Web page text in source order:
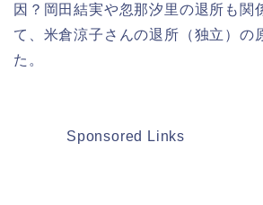
因？岡田結実や忽那汐里の退所も関
て、米倉涼子さんの退所（独立）の
た。
Sponsored Links